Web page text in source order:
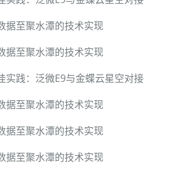
据至聚水潭的技术实现
据至聚水潭的技术实现
实践：泛微E9与金蝶云星空对接
据至聚水潭的技术实现
据至聚水潭的技术实现
据至聚水潭的技术实现